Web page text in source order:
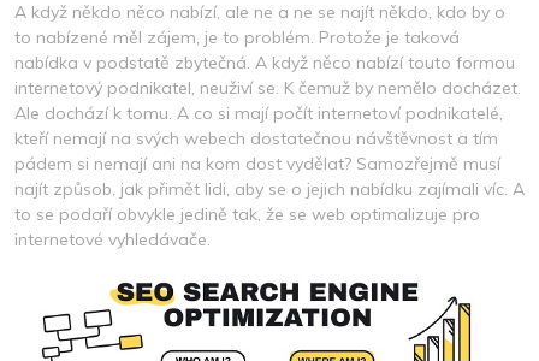
A když někdo něco nabízí, ale ne a ne se najít někdo, kdo by o
to nabízené měl zájem, je to problém. Protože je taková
nabídka v podstatě zbytečná. A když něco nabízí touto formou
internetový podnikatel, neuživí se. K čemuž by nemělo docházet.
Ale dochází k tomu. A co si mají počít internetoví podnikatelé,
kteří nemají na svých webech dostatečnou návštěvnost a tím
pádem si nemají ani na kom dost vydělat? Samozřejmě musí
najít způsob, jak přimět lidi, aby se o jejich nabídku zajímali víc. A
to se podaří obvykle jedině tak, že se web optimalizuje pro
internetové vyhledávače.